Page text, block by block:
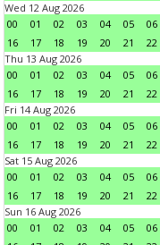
Wed 12 Aug 2026
00
01 02 03 04 05 06
16
17 18 19 20 21 22
Thu 13 Aug 2026
00
01 02 03 04 05 06
16
17 18 19 20 21 22
Fri 14 Aug 2026
00
01 02 03 04 05 06
16
17 18 19 20 21 22
Sat 15 Aug 2026
00
01 02 03 04 05 06
16
17 18 19 20 21 22
Sun 16 Aug 2026
00
01 02 03 04 05 06